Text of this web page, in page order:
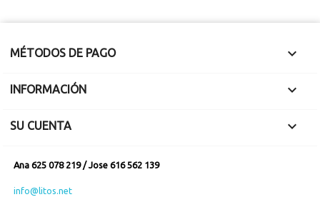
MÉTODOS DE PAGO 
INFORMACIÓN 
SU CUENTA 
Ana 625 078 219 / Jose 616 562 139
info@litos.net